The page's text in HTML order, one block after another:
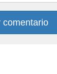
comentario